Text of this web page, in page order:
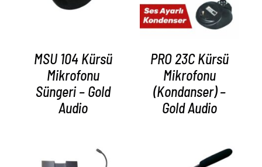
MSU 104 Kürsü
Mikrofonu
Süngeri – Gold
Audio
PRO 23C Kürsü
Mikrofonu
(Kondanser) –
Gold Audio